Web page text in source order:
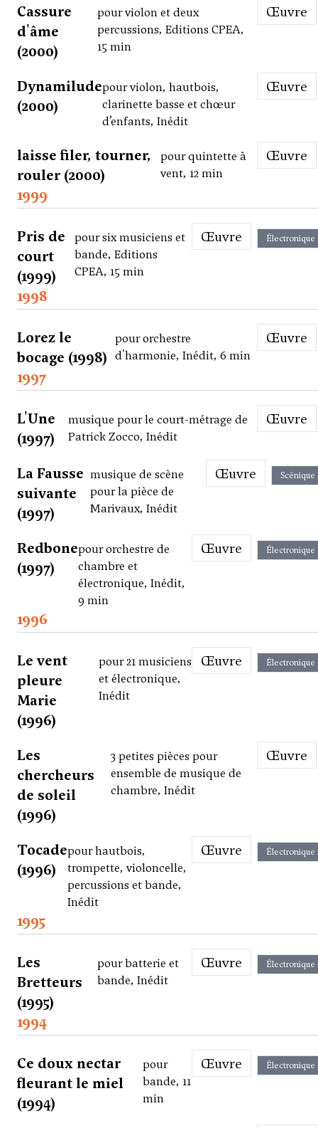
Cassure
d'âme
(2000)
pour violon et deux
percussions, Editions CPEA,
15 min
Œuvre
Dynamilude
(2000)
pour violon, hautbois,
clarinette basse et chœur
d’enfants, Inédit
Œuvre
laisse filer, tourner,
rouler (2000)
pour quintette à
vent, 12 min
Œuvre
1999
Pris de
court
(1999)
pour six musiciens et
bande, Editions
CPEA, 15 min
Œuvre Électronique
1998
Lorez le
bocage (1998)
pour orchestre
d'harmonie, Inédit, 6 min
Œuvre
1997
L'Une
(1997)
musique pour le court-métrage de
Patrick Zocco, Inédit
Œuvre
La Fausse
suivante
(1997)
musique de scène
pour la pièce de
Marivaux, Inédit
Œuvre Scénique
Redbone
(1997)
pour orchestre de
chambre et
électronique, Inédit,
9 min
Œuvre Électronique
1996
Le vent
pleure
Marie
(1996)
pour 21 musiciens
et électronique,
Inédit
Œuvre Électronique
Les
chercheurs
de soleil
(1996)
3 petites pièces pour
ensemble de musique de
chambre, Inédit
Œuvre
Tocade
(1996)
pour hautbois,
trompette, violoncelle,
percussions et bande,
Inédit
Œuvre Électronique
1995
Les
Bretteurs
(1995)
pour batterie et
bande, Inédit
Œuvre Électronique
1994
Ce doux nectar
fleurant le miel
(1994)
pour
bande, 11
min
Œuvre Électronique